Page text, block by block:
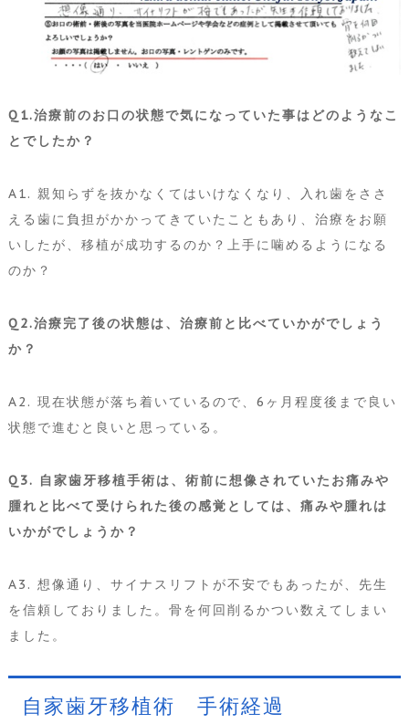
Q1.治療前のお口の状態で気になっていた事はどのようなこ
とでしたか？
A1. 親知らずを抜かなくてはいけなくなり、入れ歯をささ
える歯に負担がかかってきていたこともあり、治療をお願
いしたが、移植が成功するのか？上手に噛めるようになる
のか？
Q2.治療完了後の状態は、治療前と比べていかがでしょう
か？
A2. 現在状態が落ち着いているので、6ヶ月程度後まで良い
状態で進むと良いと思っている。
Q3. 自家歯牙移植手術は、術前に想像されていたお痛みや
腫れと比べて受けられた後の感覚としては、痛みや腫れは
いかがでしょうか？
A3. 想像通り、サイナスリフトが不安でもあったが、先生
を信頼しておりました。骨を何回削るかつい数えてしまい
ました。
自家歯牙移植術 手術経過